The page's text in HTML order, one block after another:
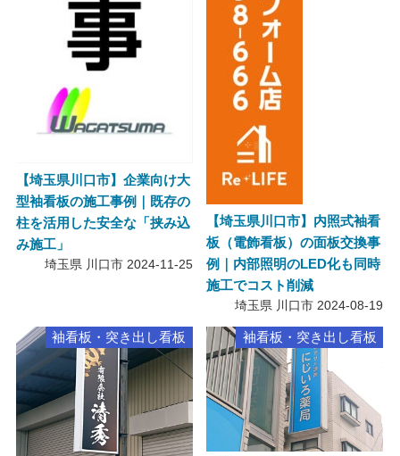
【埼玉県川口市】企業向け大
型袖看板の施工事例｜既存の
柱を活用した安全な「挟み込
み施工」
埼玉県 川口市 2024-11-25
【埼玉県川口市】内照式袖看
板（電飾看板）の面板交換事
例｜内部照明のLED化も同時
施工でコスト削減
埼玉県 川口市 2024-08-19
袖看板・突き出し看板 袖看板・突き出し看板